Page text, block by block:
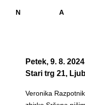
N
Petek, 9. 8.
Stari trg 21,
Veronika